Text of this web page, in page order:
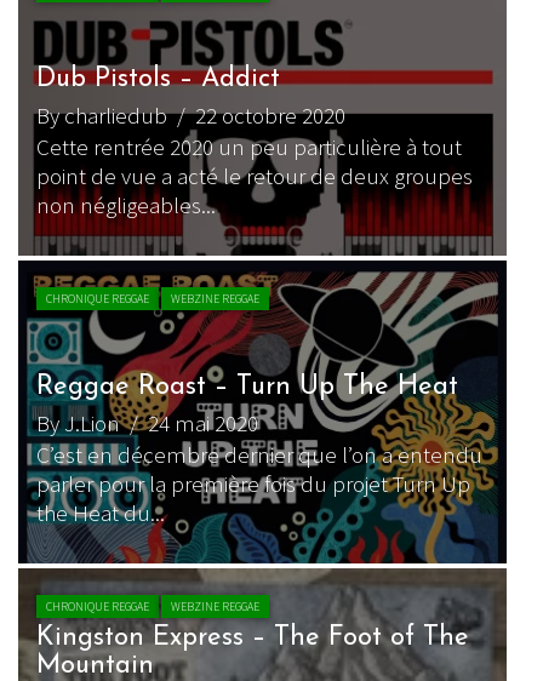
Dub Pistols – Addict
By charliedub/ 22 octobre 2020
Cette rentrée 2020 un peu particulière à tout
point de vue a acté le retour de deux groupes
non négligeables...
CHRONIQUE REGGAE WEBZINE REGGAE
Reggae Roast – Turn Up The Heat
By J.Lion/ 24 mai 2020
C’est en décembre dernier que l’on a entendu
parler pour la première fois du projet Turn Up
the Heat du...
CHRONIQUE REGGAE WEBZINE REGGAE
Kingston Express – The Foot of The
Mountain